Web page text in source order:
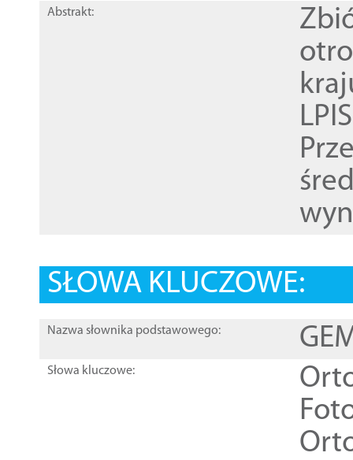
Abstrakt:
SŁOWA KLUCZOWE:
Nazwa słownika podstawowego:
Słowa kluczowe: